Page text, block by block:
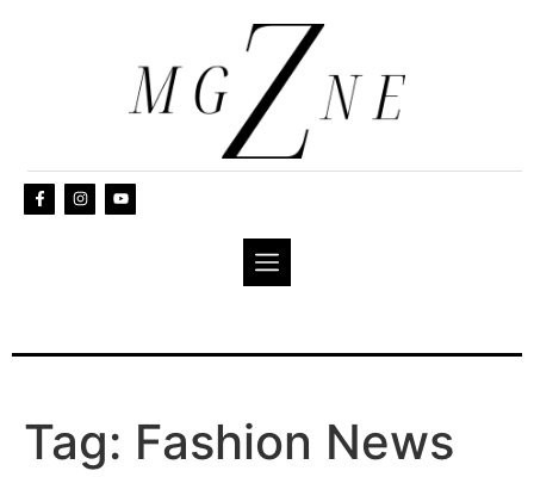
Tag: Fashion News